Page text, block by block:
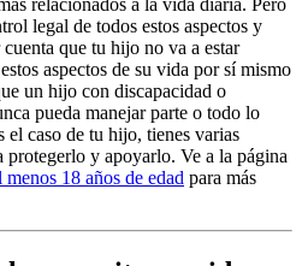
relacionados a la vida diaria. Pero
legal de todos estos aspectos y
que tu hijo no va a estar
aspectos de su vida por sí mismo
un hijo con discapacidad o
pueda manejar parte o todo lo
el caso de tu hijo, tienes varias
protegerlo y apoyarlo. Ve a la página
18 años de edad para más